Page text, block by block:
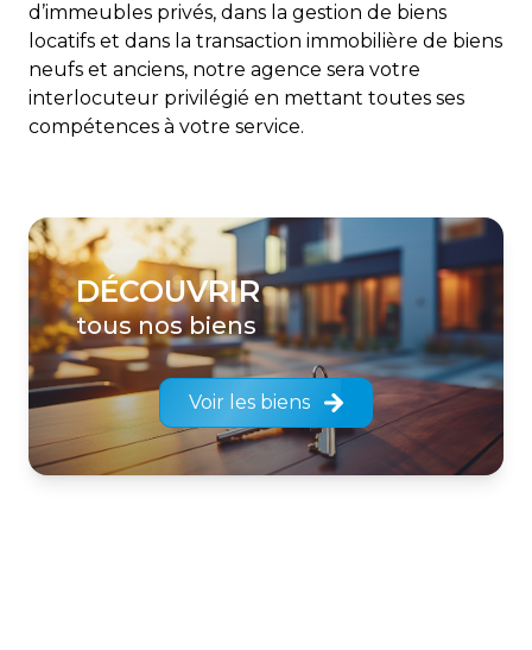
DÉCOUVRIR
tous nos biens
Voir les biens
d’immeubles privés, dans la gestion de biens
locatifs et dans la transaction immobilière de biens
neufs et anciens, notre agence sera votre
interlocuteur privilégié en mettant toutes ses
compétences à votre service.